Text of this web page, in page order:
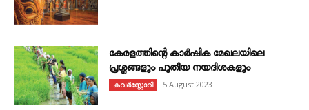
കേരളത്തിന്റെ കാർഷിക മേഖലയിലെ
പ്രശ്നങ്ങളും പുതിയ നയദിശകളും
കവര്‍സ്റ്റോറി 5 August 2023